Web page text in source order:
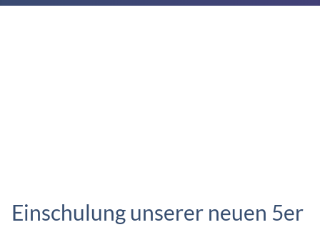
Einschulung unserer neuen 5er